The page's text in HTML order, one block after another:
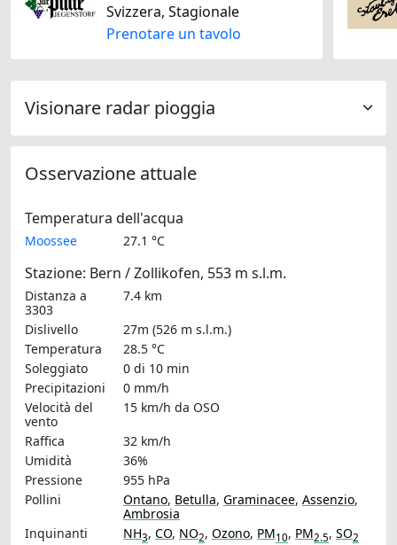
Svizzera, Stagionale
Prenotare un tavolo
Visionare radar pioggia
Osservazione attuale
Temperatura dell'acqua
Moossee 27.1 °C
Stazione: Bern / Zollikofen, 553 m s.l.m.
Distanza a
3303
7.4 km
Dislivello
27m (526 m s.l.m.)
Temperatura
28.5 °C
Soleggiato
0 di 10 min
Precipitazioni
0 mm/h
Velocità del
vento
15 km/h da OSO
Raffica
32 km/h
Umidità
36%
Pressione
955 hPa
Pollini
Ontano, Betulla, Graminacee, Assenzio,
Ambrosia
Inquinanti
NH3, CO, NO2, Ozono, PM10, PM2.5, SO2